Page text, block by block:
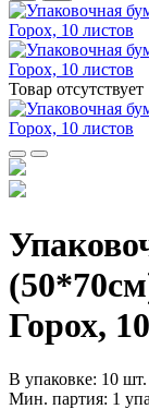
Товар отсутствует
Горох,
В упаковке: 10 шт.
Мин. партия: 1